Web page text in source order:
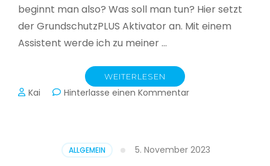
beginnt man also? Was soll man tun? Hier setzt
der GrundschutzPLUS Aktivator an. Mit einem
Assistent werde ich zu meiner …
WEITERLESEN
Kai Hinterlasse einen Kommentarzu
ALLGEMEIN 5. November 2023